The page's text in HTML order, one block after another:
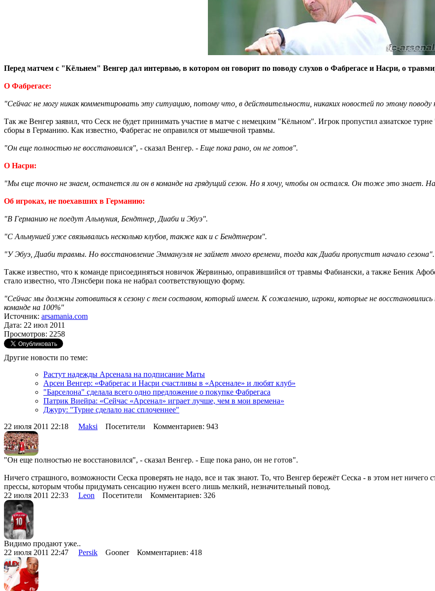
Перед матчем с "Кёльнем" Венгер дал интервью, в котором он говорит по поводу слухов о Фабрегасе и Насри, о
О Фабрегасе:
"Сейчас не могу никак комментировать эту ситуацию, потому что, в действительности, никаких новостей по этому поводу
Так же Венгер заявил, что Сеск не будет принимать участие в матче с немецким "Кёльном". Игрок пропустил азиатское
сборы в Германию. Как известно, Фабрегас не оправился от мышечной травмы.
"Он еще полностью не восстановился", - сказал Венгер. - Еще пока рано, он не готов".
О Насри:
"Мы еще точно не знаем, останется ли он в команде на грядущий сезон. Но я хочу, чтобы он остался. Он тоже это знает.
Об игроках, не поехавших в Германию:
"В Германию не поедут Альмуния, Бендтнер, Диаби и Эбуэ".
"С Альмунией уже связывались несколько клубов, также как и с Бендтнером".
"У Эбуэ, Диаби травмы. Но восстановление Эммануэля не займет много времени, тогда как Диаби пропустит начало сезона".
Также известно, что к команде присоединяться новичок Жервинью, оправившийся от травмы Фабиански, а также Беник
стало известно, что Лэнсбери пока не набрал соответствующую форму.
"Сейчас мы должны готовиться к сезону с тем составом, который имеем. К сожалению, игроки, которые не восстановились
команде на 100%"
Источник: arsamania.com
Дата: 22 июл 2011
Просмотров: 2258
Другие новости по теме:
Растут надежды Арсенала на подписание Маты
Арсен Венгер: «Фабрегас и Насри счастливы в «Арсенале» и любят клуб»
"Барселона" сделала всего одно предложение о покупке Фабрегаса
Патрик Виейра: «Сейчас «Арсенал» играет лучше, чем в мои времена»
Джуру: "Турне сделало нас сплоченнее"
22 июля 2011 22:18 Maksi Посетители Комментариев: 943
"Он еще полностью не восстановился", - сказал Венгер. - Еще пока рано, он не готов".
Ничего страшного, возможности Сеска проверять не надо, все и так знают. То, что Венгер бережёт Сеска - в этом нет
прессы, которым чтобы придумать сенсацию нужен всего лишь мелкий, незначительный повод.
22 июля 2011 22:33 Leon Посетители Комментариев: 326
Видимо продают уже..
22 июля 2011 22:47 Persik Gooner Комментариев: 418